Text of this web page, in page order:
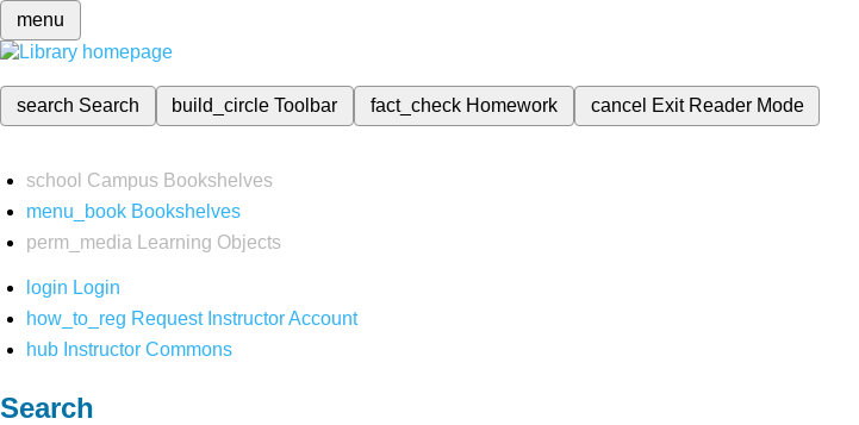
menu
search Search build_circleToolbar fact_check Homework cancel Exit Reader Mode
school Campus Bookshelves
menu_book Bookshelves
perm_media
Learning Objects
login Login
how_to_reg Request Instructor Account
hub Instructor Commons
Search